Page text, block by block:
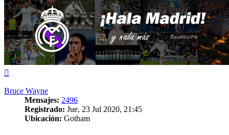
Bruce Wayne
Mensajes: 2496
Registrado: Jue, 23 Jul 2020, 21:45
Ubicación: Gotham